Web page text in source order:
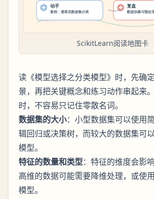
ScikitLearn阅读地图卡
读《模型选择之分类模型》时，先确
景，再把关键概念和练习动作串起来
时，不容易只记住零散名词。
数据集的大小：小型数据集可以使用
辑回归或决策树，而较大的数据集可
模型。
特征的数量和类型：特征的维度会影
高维的数据可能需要降维处理，或使
模型。